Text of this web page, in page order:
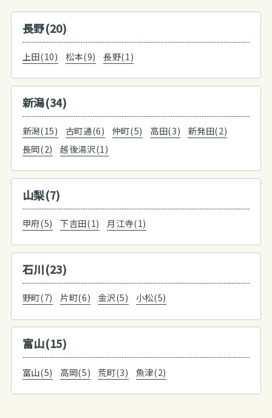
長野(20)
上田(10) 松本(9) 長野(1)
新潟(34)
新潟(15) 古町通(6) 仲町(5) 高田(3)
新発田(2)
長岡(2)
越後湯沢(1)
山梨(7)
甲府(5) 下吉田(1) 月江寺(1)
石川(23)
野町(7) 片町(6) 金沢(5) 小松(5)
富山(15)
富山(5) 高岡(5) 荒町(3) 魚津(2)